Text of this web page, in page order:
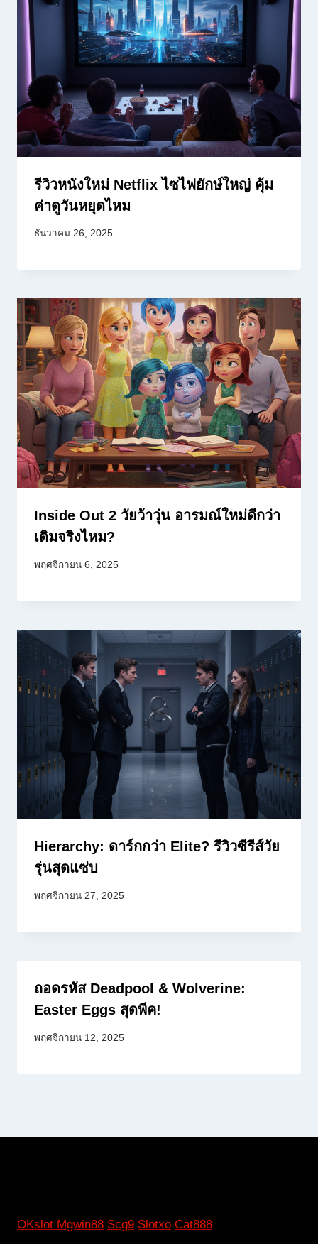
รีวิวหนังใหม่ Netflix ไซไฟยักษ์ใหญ่ คุ้ม
ค่าดูวันหยุดไหม
ธันวาคม 26, 2025
Inside Out 2 วัยว้าวุ่น อารมณ์ใหม่ดีกว่า
เดิมจริงไหม?
พฤศจิกายน 6, 2025
Hierarchy: ดาร์กกว่า Elite? รีวิวซีรีส์วัย
รุ่นสุดแซ่บ
พฤศจิกายน 27, 2025
ถอดรหัส Deadpool & Wolverine:
Easter Eggs สุดพีค!
พฤศจิกายน 12, 2025
OKslot Mgwin88 Scg9 Slotxo Cat888